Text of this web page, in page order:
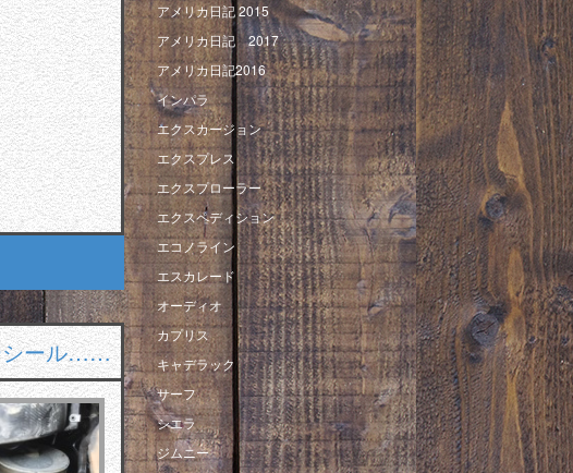
シール……
アメリカ日記 2015
アメリカ日記 2017
アメリカ日記2016
インパラ
エクスカージョン
エクスプレス
エクスプローラー
エクスペディション
エコノライン
エスカレード
オーディオ
カプリス
キャデラック
サーフ
シエラ
ジムニー